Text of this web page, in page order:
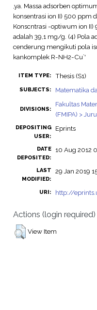
,ya. Massa adsorben
konsentrasi ion II) 500 ppm
Konscntrasi -optiwum ion II)
adalah 39,1 mg/g. (4) Pola
cenderung mengikuti pola
kankomplek R-NH2-Cu`'
ITEM TYPE: Thesis (S1)
SUBJECTS: Matematika
DIVISIONS:
Fakultas
(FMIPA) >
DEPOSITING
USER:
Eprints
DATE
DEPOSITED:
10 Aug 2012
LAST
MODIFIED:
29 Jan 2019
URI: http://
Actions (login required)
View Item